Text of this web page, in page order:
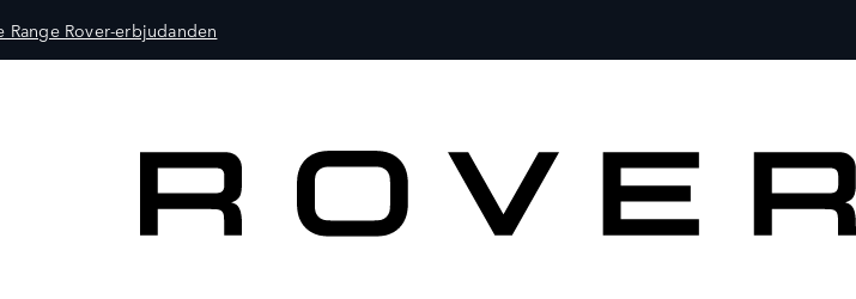
Range Rover-erbjudanden